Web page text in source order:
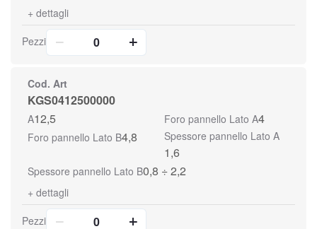
+ dettagli
Pezzi
Cod. Art
KGS0412500000
A12,5 Foro pannello Lato A4
Foro pannello Lato B4,8 Spessore pannello Lato A
1,6
Spessore pannello Lato B0,8 ÷ 2,2
+ dettagli
Pezzi